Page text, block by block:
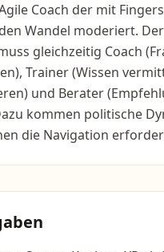
Coach der mit
Wandel moderiert.
gleichzeitig Coach
Trainer (Wissen
und Berater
kommen politische
die Navigation